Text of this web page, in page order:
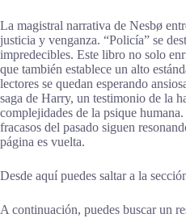
La magistral narrativa de Nesbø
justicia y venganza. “Policía” se
impredecibles. Este libro no solo
que también establece un alto
lectores se quedan esperando
saga de Harry, un testimonio de la
complejidades de la psique
fracasos del pasado siguen
página es vuelta.
Desde aquí puedes saltar a la
A continuación, puedes buscar un